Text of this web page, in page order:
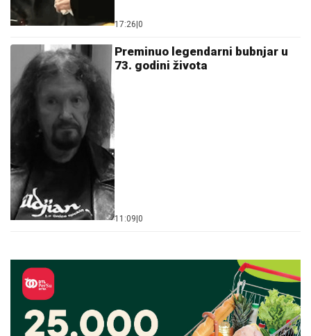
17:26 0
Preminuo legendarni bubnjar u
73. godini života
11:09 0